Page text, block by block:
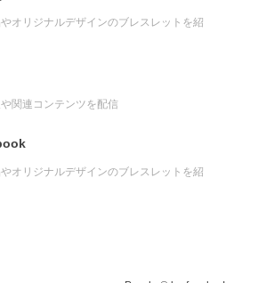
オリジナルデザインのブレスレットを紹
関連コンテンツを配信
オリジナルデザインのブレスレットを紹